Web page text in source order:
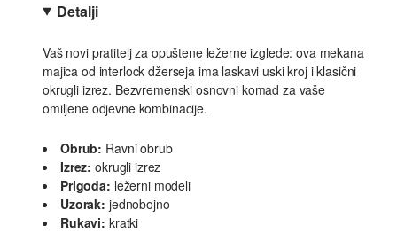
Detalji
Vaš novi pratitelj za opuštene ležerne izglede: ova mekana
majica od interlock džerseja ima laskavi uski kroj i klasični
okrugli izrez. Bezvremenski osnovni komad za vaše
omiljene odjevne kombinacije.
Obrub: Ravni obrub
Izrez: okrugli izrez
Prigoda: ležerni modeli
Uzorak: jednobojno
Rukavi: kratki